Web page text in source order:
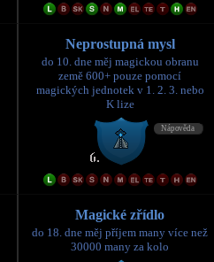
Neprostupná mysl
do 10. dne měj magickou obranu
země 600+ pouze pomocí
magických jednotek v 1. 2. 3. nebo
K lize
Magické zřídlo
do 18. dne měj příjem many více než
30000 many za kolo